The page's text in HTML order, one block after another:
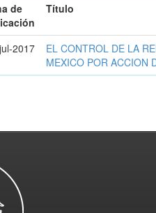
de
Título
jul-2017
EL CONTROL DE LA
MEXICO POR ACCION